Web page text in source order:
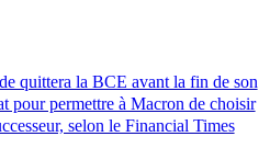
quittera la BCE avant la fin de son
pour permettre à Macron de choisir
selon le Financial Times